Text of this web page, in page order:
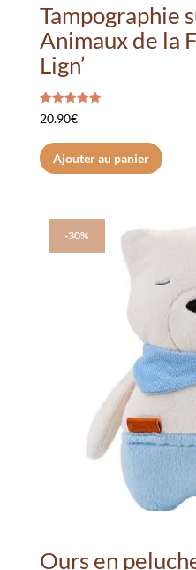
Tampographie
Animaux de la
Lign’
Note
5.00
20.90€
Ajouter au panier
-30%
Ours en